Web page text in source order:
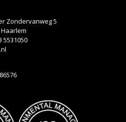
Zondervanweg 5
Haarlem
5531050